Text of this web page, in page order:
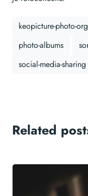
keopicture-photo-
photo-albums
social-media-sharing
Related